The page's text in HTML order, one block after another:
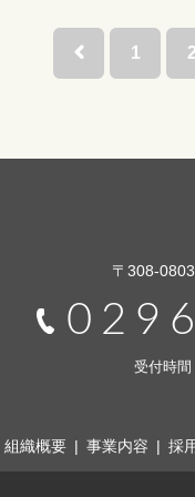
1 2
〒308-
受付時
組織概要 事業内容 採